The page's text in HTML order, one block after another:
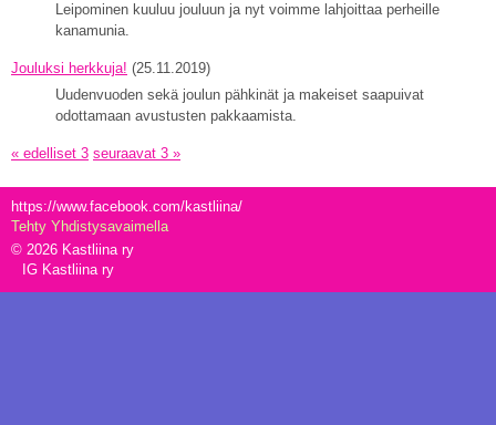
Leipominen kuuluu jouluun ja nyt voimme lahjoittaa perheille
kanamunia.
Jouluksi herkkuja! (25.11.2019)
Uudenvuoden sekä joulun pähkinät ja makeiset saapuivat
odottamaan avustusten pakkaamista.
« edelliset 3 seuraavat 3 »
https://www.facebook.com/kastliina/
Tehty Yhdistysavaimella
© 2026 Kastliina ry
IG Kastliina ry